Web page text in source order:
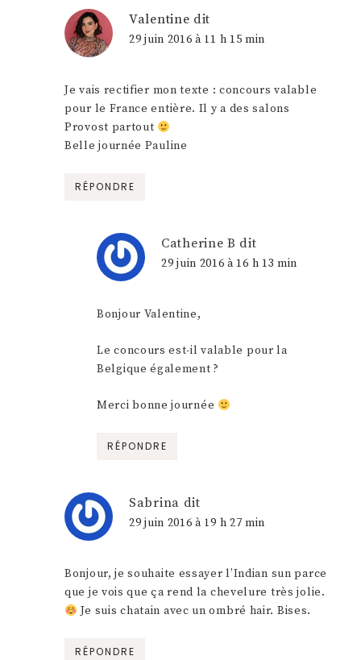
Valentine dit
29 juin 2016 à 11 h 15 min
Je vais rectifier mon texte : concours valable
pour le France entière. Il y a des salons
Provost partout
Belle journée Pauline
RÉPONDRE
Catherine B dit
29 juin 2016 à 16 h 13 min
Bonjour Valentine,
Le concours est-il valable pour la
Belgique également ?
Merci bonne journée
RÉPONDRE
Sabrina dit
29 juin 2016 à 19 h 27 min
Bonjour, je souhaite essayer l’Indian sun parce
que je vois que ça rend la chevelure très jolie.
Je suis chatain avec un ombré hair. Bises.
RÉPONDRE